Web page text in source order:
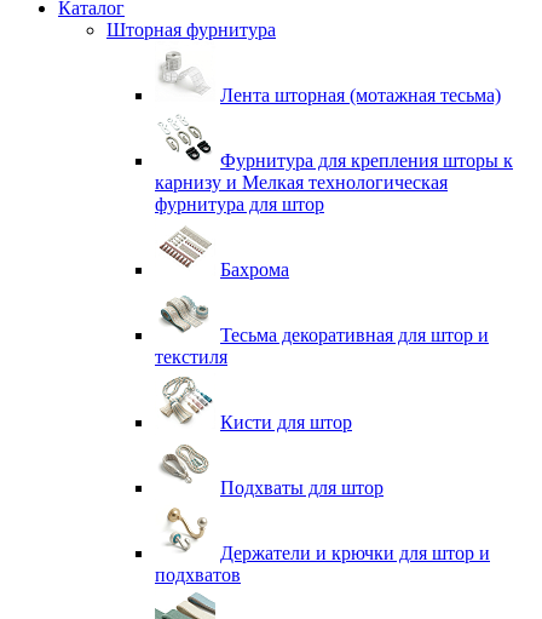
Каталог
Шторная фурнитура
Лента шторная (мотажная тесьма)
Фурнитура для крепления шторы к
карнизу и Мелкая технологическая
фурнитура для штор
Бахрома
Тесьма декоративная для штор и
текстиля
Кисти для штор
Подхваты для штор
Держатели и крючки для штор и
подхватов